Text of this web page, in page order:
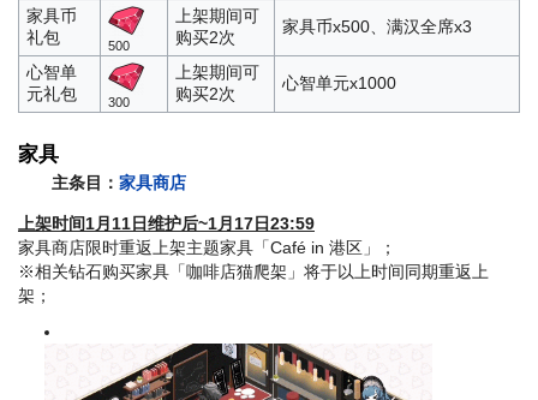
家具币
礼包
500
上架期间可
购买2次
家具币x500、满汉全席x3
心智单
元礼包
300
上架期间可
购买2次
心智单元x1000
家具
主条目： 家具商店
上架时间1月11日维护后~1月17日23:59
家具商店限时重返上架主题家具「Café in 港区」；
※相关钻石购买家具「咖啡店猫爬架」将于以上时间同期重返上
架；